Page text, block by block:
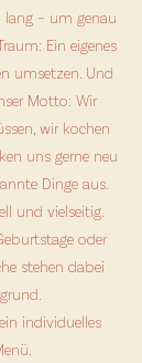
– um genau
Ein eigenes
umsetzen. Und
Motto: Wir
wir kochen
uns gerne neu
Dinge aus.
und vielseitig.
oder
stehen dabei
individuelles